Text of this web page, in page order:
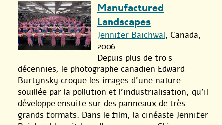
Manufactured
Landscapes
Jennifer Baichwal, Canada,
2006
Depuis plus de trois
décennies, le photographe canadien Edward
Burtynsky croque les images d’une nature
souillée par la pollution et l’industrialisation, qu’il
développe ensuite sur des panneaux de très
grands formats. Dans le film, la cinéaste Jennifer